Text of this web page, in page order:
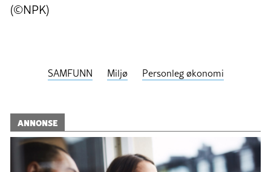
(©NPK)
SAMFUNN Miljø Personleg økonomi
ANNONSE